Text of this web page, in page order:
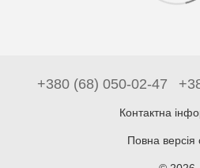
+380 (68) 050-02-47
Контактна
Повна версія